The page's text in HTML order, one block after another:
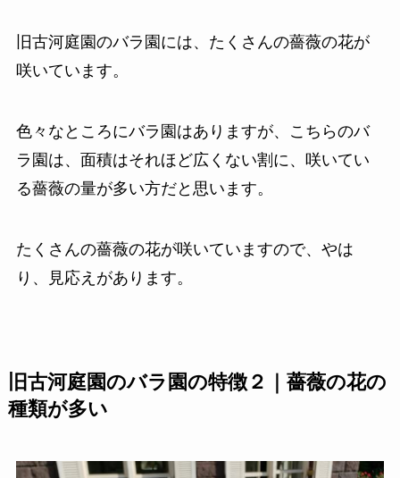
旧古河庭園のバラ園には、たくさんの薔薇の花が
咲いています。
色々なところにバラ園はありますが、こちらのバ
ラ園は、面積はそれほど広くない割に、咲いてい
る薔薇の量が多い方だと思います。
たくさんの薔薇の花が咲いていますので、やは
り、見応えがあります。
旧古河庭園のバラ園の特徴２｜薔薇の花の
種類が多い